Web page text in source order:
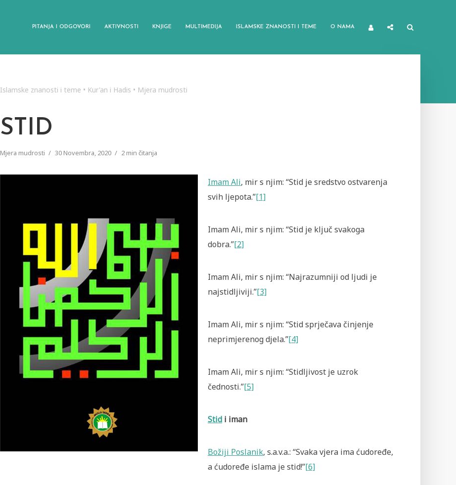
PITANJA I ODGOVORI AKTIVNOSTI KNJIGE MULTIMEDIJA ISLAMSKE ZNANOSTI I TEME O NAMA
Islamske znanosti i teme • Kur'an i Hadis • Mjera mudrosti
STID
Mjera mudrosti 30 Novembra, 2020 2 min čitanja
Imam Ali, mir s njim: “Stid je sredstvo ostvarenja
svih ljepota.”[1]
Imam Ali, mir s njim: “Stid je ključ svakoga
dobra.”[2]
Imam Ali, mir s njim: “Najrazumniji od ljudi je
najstidljiviji.”[3]
Imam Ali, mir s njim: “Stid sprječava činjenje
neprimjerenog djela.”[4]
Imam Ali, mir s njim: “Stidljivost je uzrok
čednosti.”[5]
Stid i iman
Božiji Poslanik, s.a.v.a.: “Svaka vjera ima ćudoređe,
a ćudoređe islama je stid!”[6]